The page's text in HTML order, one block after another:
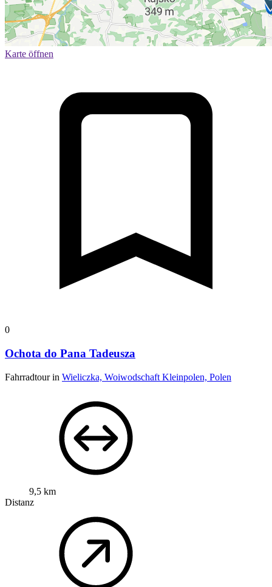
Karte öffnen
0
Ochota do Pana Tadeusza
Fahrradtour in Wieliczka, Woiwodschaft Kleinpolen, Polen
9,5 km
Distanz